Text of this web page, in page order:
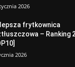
2026
frytkownica
– Ranking
2026